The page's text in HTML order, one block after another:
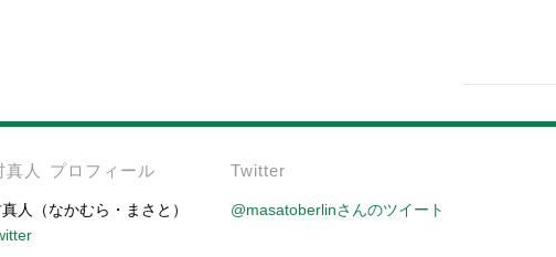
真人 プロフィール
人（なかむら・まさと）
Twitter
@masatoberlinさんのツイート